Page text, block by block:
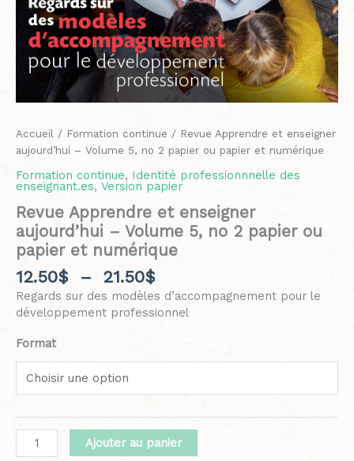
Accueil / Formation continue / Revue Apprendre et enseigner
aujourd’hui – Volume 5, no 2 papier ou papier et numérique
Formation continue, Identité professionnnelle des
enseignant.es, Version papier
Revue Apprendre et enseigner
aujourd’hui – Volume 5, no 2 papier ou
papier et numérique
12.50$ – 21.50$
Regards sur des modèles d’accompagnement pour le
développement professionnel
Format
Ajouter au panier